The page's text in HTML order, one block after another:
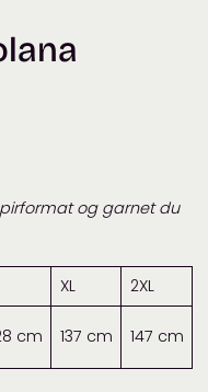
og garnet du
XL 2XL
cm 137 cm 147 cm